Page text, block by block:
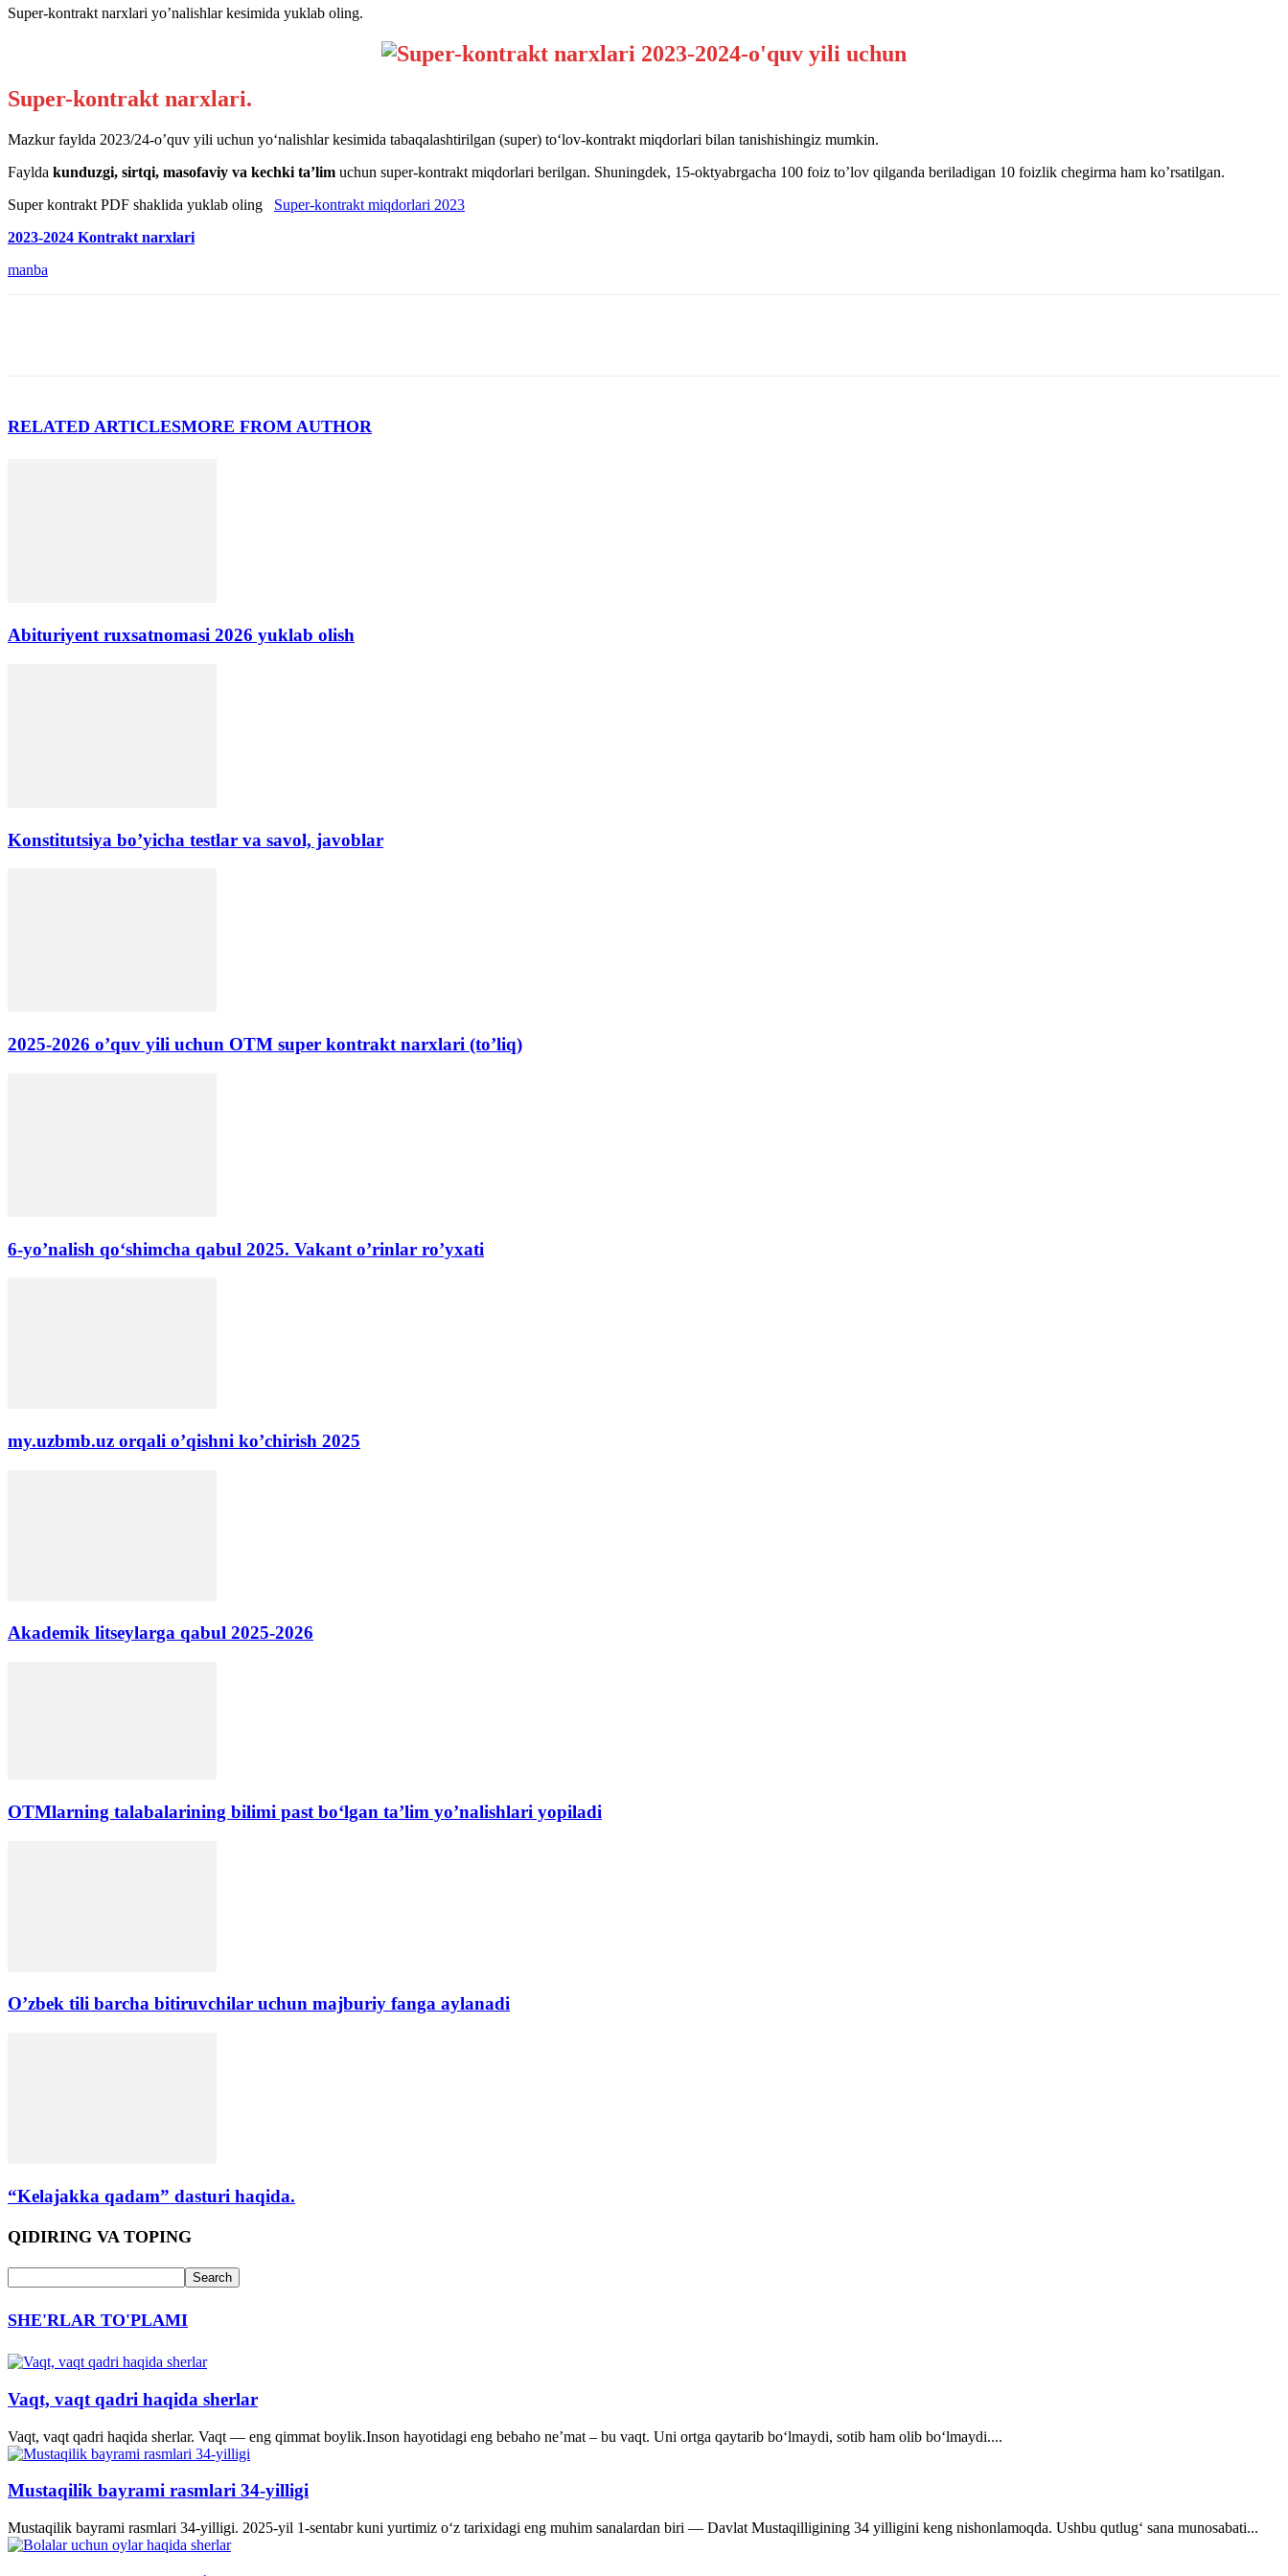
Super-kontrakt narxlari yo’nalishlar kesimida yuklab oling.
Super-kontrakt narxlari.
Mazkur faylda 2023/24-o’quv yili uchun yo‘nalishlar kesimida tabaqalashtirilgan (super) to‘lov-kontrakt miqdorlari bilan tanishishingiz mumkin.
Faylda kunduzgi, sirtqi, masofaviy va kechki ta’lim uchun super-kontrakt miqdorlari berilgan. Shuningdek, 15-oktyabrgacha 100 foiz to’lov qilganda beriladigan 10 foizlik chegirma ham ko’rsatilgan.
Super kontrakt PDF shaklida yuklab oling Super-kontrakt miqdorlari 2023
2023-2024 Kontrakt narxlari
manba
RELATED ARTICLESMORE FROM AUTHOR
Abituriyent ruxsatnomasi 2026 yuklab olish
Konstitutsiya bo’yicha testlar va savol, javoblar
2025-2026 o’quv yili uchun OTM super kontrakt narxlari (to’liq)
6-yo’nalish qo‘shimcha qabul 2025. Vakant o’rinlar ro’yxati
my.uzbmb.uz orqali o’qishni ko’chirish 2025
Akademik litseylarga qabul 2025-2026
OTMlarning talabalarining bilimi past boʻlgan ta’lim yo’nalishlari yopiladi
O’zbek tili barcha bitiruvchilar uchun majburiy fanga aylanadi
“Kelajakka qadam” dasturi haqida.
QIDIRING VA TOPING
SHE'RLAR TO'PLAMI
Vaqt, vaqt qadri haqida sherlar
Vaqt, vaqt qadri haqida sherlar. Vaqt — eng qimmat boylik.Inson hayotidagi eng bebaho ne’mat – bu vaqt. Uni ortga qaytarib bo‘lmaydi, sotib ham olib bo‘lmaydi....
Mustaqilik bayrami rasmlari 34-yilligi
Mustaqilik bayrami rasmlari 34-yilligi. 2025-yil 1-sentabr kuni yurtimiz o‘z tarixidagi eng muhim sanalardan biri — Davlat Mustaqilligining 34 yilligini keng nishonlamoqda. Ushbu qutlug‘ sana munosabati...